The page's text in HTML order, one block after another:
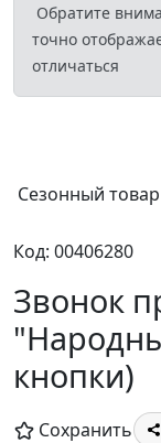
Обратите
точно
отличаться
Сезонный товар
Код: 00406280
Звонок
кнопки)
Сохранить